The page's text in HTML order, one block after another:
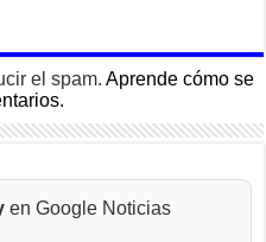
el spam.Aprende cómo se
en Google Noticias